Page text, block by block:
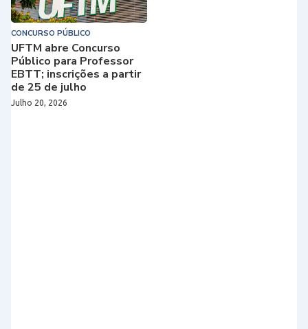
CONCURSO PÚBLICO
UFTM abre Concurso
Público para Professor
EBTT; inscrições a partir
de 25 de julho
Julho 20, 2026